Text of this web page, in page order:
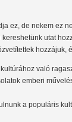
ez, de nekem ez
utat
hozzájuk,
való
emberi
a populáris